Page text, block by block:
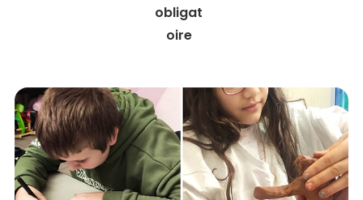
obligat
oire